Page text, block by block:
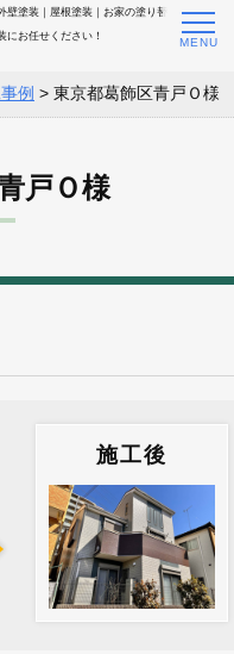
壁塗装｜屋根塗装｜お家の塗り替
にお任せください！
例 > 東京都葛飾区青戸Ｏ様
戸Ｏ様
施工後